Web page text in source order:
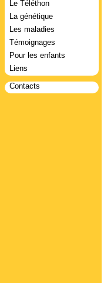
Le Téléthon
La génétique
Les maladies
Témoignages
Pour les enfants
Liens
Contacts